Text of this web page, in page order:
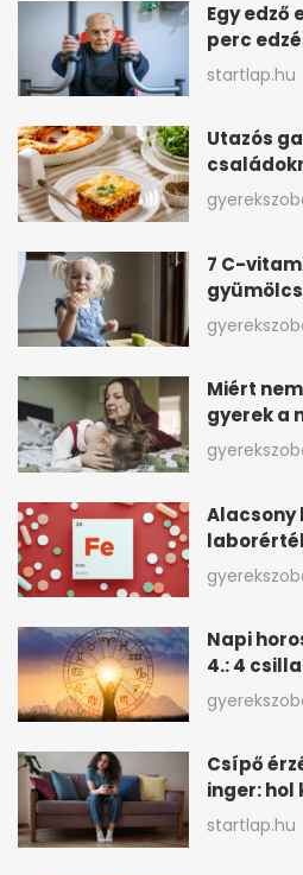
Egy edző
perc
startlap.hu
Utazós
asadót
7 C-
is
Miért
gyerek a
mondd ki
Alacsony
Napi
4.: 4
minden
Csípő
inger: hol
felfázás
startlap.hu